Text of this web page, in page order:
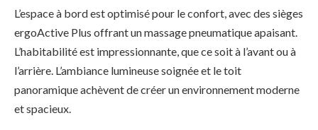
L’espace à bord est optimisé pour le confort, avec des sièges
ergoActive Plus offrant un massage pneumatique apaisant.
L’habitabilité est impressionnante, que ce soit à l’avant ou à
l’arrière. L’ambiance lumineuse soignée et le toit
panoramique achèvent de créer un environnement moderne
et spacieux.